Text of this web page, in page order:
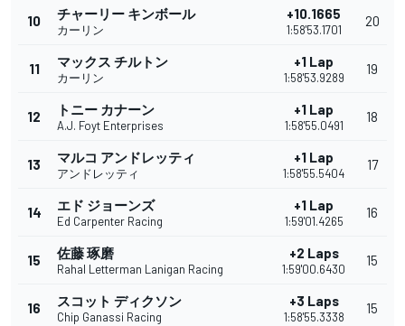
10 チャーリー キンボール
カーリン
+10.1665
1:58'53.1701
20
11 マックス チルトン
カーリン
+1 Lap
1:58'53.9289
19
12 トニー カナーン
A.J. Foyt Enterprises
+1 Lap
1:58'55.0491
18
13 マルコ アンドレッティ
アンドレッティ
+1 Lap
1:58'55.5404
17
14 エド ジョーンズ
Ed Carpenter Racing
+1 Lap
1:59'01.4265
16
15 佐藤 琢磨
Rahal Letterman Lanigan Racing
+2 Laps
1:59'00.6430
15
16 スコット ディクソン
Chip Ganassi Racing
+3 Laps
1:58'55.3338
15